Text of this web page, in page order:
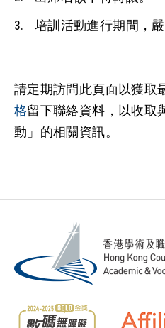
培訓活動進行期間，
請定期訪問此頁面以獲取
格留下聯絡資料，以收取
動」的相關資訊。